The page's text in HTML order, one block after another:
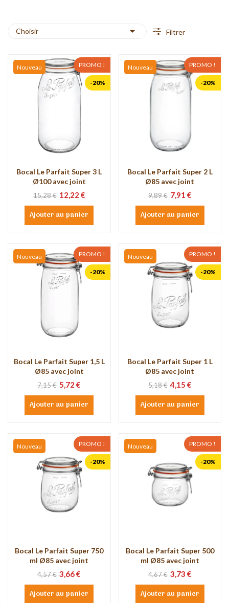
Choisir  Filtrer
PROMO !
-20%
Nouveau
Bocal Le Parfait Super 3 L
Ø100 avec joint
15,28 € 12,22 €
Ajouter au panier
PROMO !
-20%
Nouveau
Bocal Le Parfait Super 2 L
Ø85 avec joint
9,89 € 7,91 €
Ajouter au panier
PROMO !
-20%
Nouveau
Bocal Le Parfait Super 1,5 L
Ø85 avec joint
7,15 € 5,72 €
Ajouter au panier
PROMO !
-20%
Nouveau
Bocal Le Parfait Super 1 L
Ø85 avec joint
5,18 € 4,15 €
Ajouter au panier
PROMO !
-20%
Nouveau
Bocal Le Parfait Super 750
ml Ø85 avec joint
4,57 € 3,66 €
Ajouter au panier
PROMO !
-20%
Nouveau
Bocal Le Parfait Super 500
ml Ø85 avec joint
4,67 € 3,73 €
Ajouter au panier